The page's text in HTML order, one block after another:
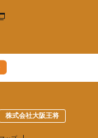
株式会社大阪王将